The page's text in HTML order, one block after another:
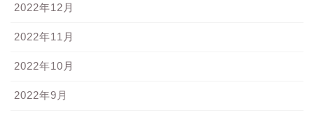
2022年12月
2022年11月
2022年10月
2022年9月